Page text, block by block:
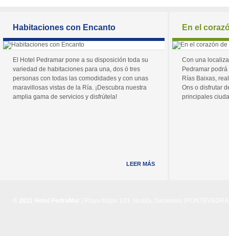
Habitaciones con Encanto
El Hotel Pedramar pone a su disposición toda su
variedad de habitaciones para una, dos ó tres
personas con todas las comodidades y con unas
maravillosas vistas de la Ría. ¡Descubra nuestra
amplia gama de servicios y disfrútela!
LEER MÁS
En el
Con una
Pedramar
Rías Baixas,
Ons o disfrutar
principales